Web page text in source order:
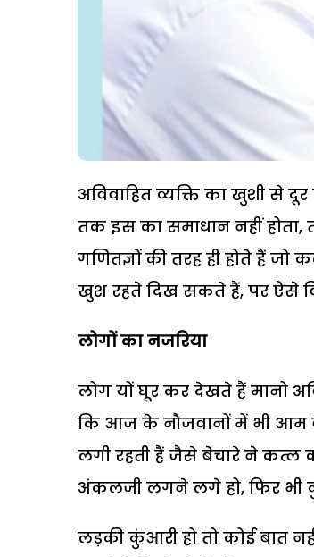
अविवाहित व्यक्ति का खुशी से
तक इस का समाधान नहीं होता,
गणितज्ञों की तरह ही होते हैं
खुश रहते दिख सकते हैं, पर ऐसे
लोगों का नजरिया
लोग यों घूर कर देखते हैं मानो
कि आज के नौजवानों में भी आम
लगी रहती हैं जैसे बेचारे ने कत्ल
अंकलजी लगने लगे हो, फिर भी
लड़की कुंआरी हो तो कोई बात